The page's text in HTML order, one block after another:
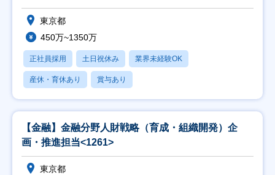
東京都
450万~1350万
正社員採用 土日祝休み 業界未経験OK
産休・育休あり 賞与あり
【金融】金融分野人財戦略（育成・組織開発）企
画・推進担当<1261>
東京都